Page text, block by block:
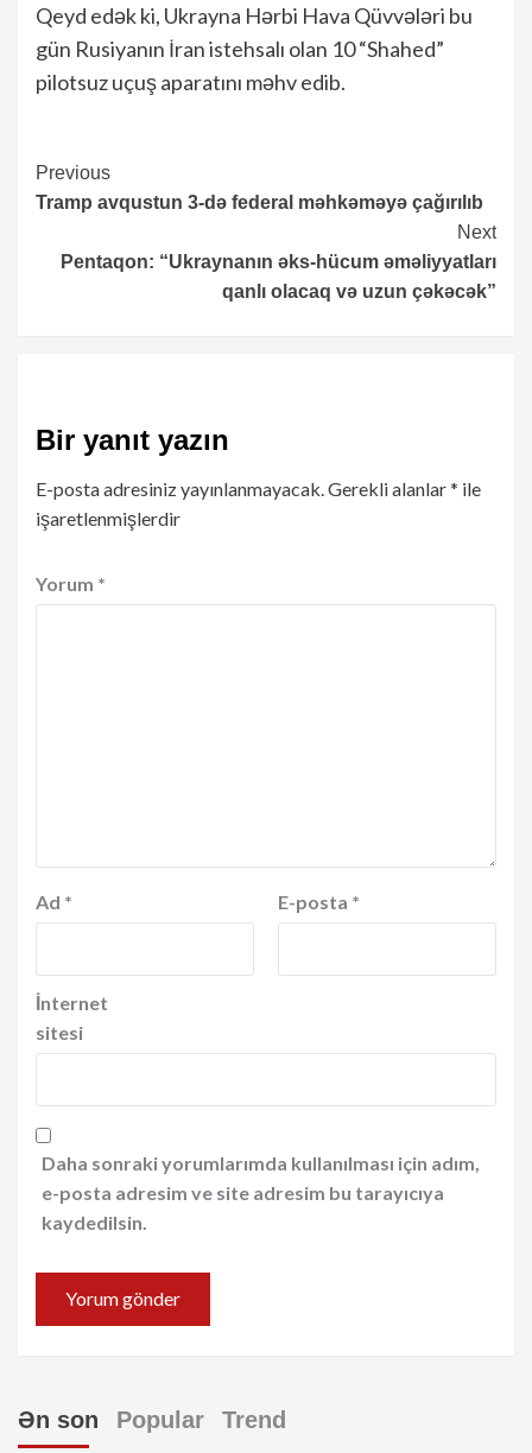
Qeyd edək ki, Ukrayna Hərbi Hava Qüvvələri bu
gün Rusiyanın İran istehsalı olan 10 “Shahed”
pilotsuz uçuş aparatını məhv edib.
Continue
Reading
Previous
Tramp avqustun 3-də federal məhkəməyə çağırılıb
Next
Pentaqon: “Ukraynanın əks-hücum əməliyyatları
qanlı olacaq və uzun çəkəcək”
Bir yanıt yazın
E-posta adresiniz yayınlanmayacak. Gerekli alanlar* ile
işaretlenmişlerdir
Yorum *
Ad * E-posta *
İnternet
sitesi
Daha sonraki yorumlarımda kullanılması için adım,
e-posta adresim ve site adresim bu tarayıcıya
kaydedilsin.
Ən son Popular Trend